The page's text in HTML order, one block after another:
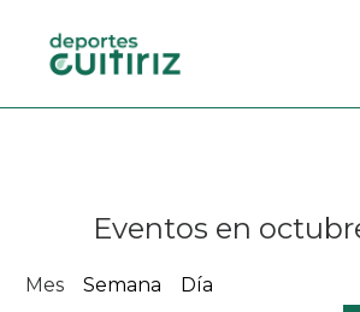
ContactoEventos en
Mes Semana Día